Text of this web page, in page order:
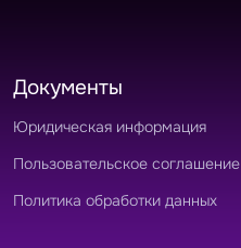
Документы
Юридическая информация
Пользовательское соглашение
Политика обработки данных